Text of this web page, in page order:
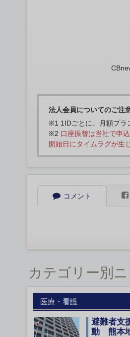
法人会員についてのご注
※1 1IDごとに、月額プラ
※2 口座振替は当社で申
開始日にタイムラグが生
コメント
カテゴリー別
医療・看護
避難者支
動 熊本